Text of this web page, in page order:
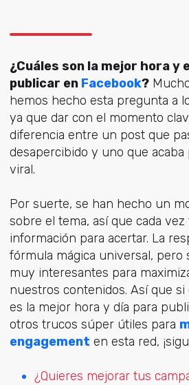
¿Cuáles son la mejor hora y
publicar en Facebook?
hemos hecho esta pregunta a
ya que dar con el momento
diferencia entre un post que
desapercibido y uno que
viral.
Por suerte, se han hecho un
sobre el tema, así que cada
información para acertar. La
fórmula mágica universal, pero
muy interesantes para
nuestros contenidos. Así que
es la mejor hora y día para
otros trucos súper útiles para
engagement en esta red,
¿Quieres mejorar tus